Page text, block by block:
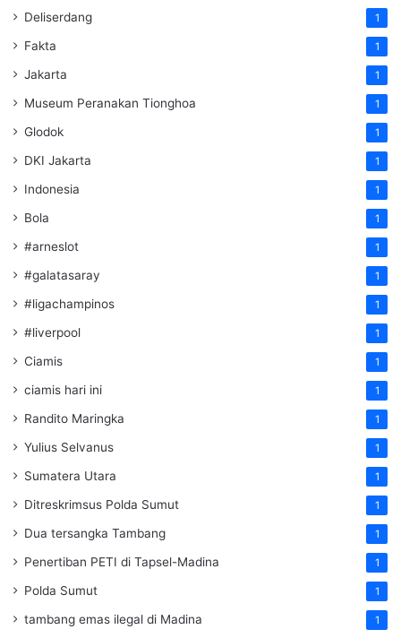
Deliserdang 1
Fakta 1
Jakarta 1
Museum Peranakan Tionghoa 1
Glodok 1
DKI Jakarta 1
Indonesia 1
Bola 1
#arneslot 1
#galatasaray 1
#ligachampinos 1
#liverpool 1
Ciamis 1
ciamis hari ini 1
Randito Maringka 1
Yulius Selvanus 1
Sumatera Utara 1
Ditreskrimsus Polda Sumut 1
Dua tersangka Tambang 1
Penertiban PETI di Tapsel-Madina 1
Polda Sumut 1
tambang emas ilegal di Madina 1